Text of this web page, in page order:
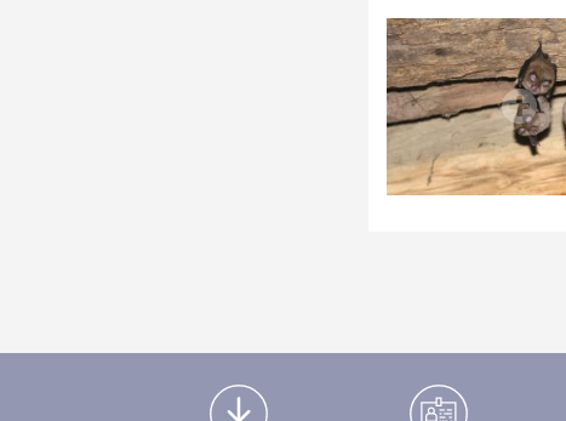
Médiathèque Footer